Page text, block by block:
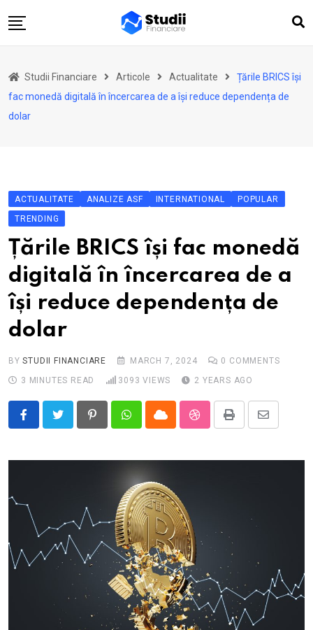
to
Actualitate
Investiții
Multimedia
Autori
Analize ASF
Studii Financiare Articole Actualitate
Țările BRICS își
fac monedă digitală în încercarea de a își reduce dependența de
dolar
ACTUALITATE ANALIZE ASF INTERNATIONAL
POPULAR
TRENDING
Țările BRICS își fac monedă
digitală în încercarea de a
își reduce dependența de
dolar
BYSTUDII FINANCIARE MARCH 7, 2024 0 COMMENTS
3 MINUTES READ
3093 VIEWS 2 YEARS AGO
PinterestWhatsappCloud StumbleUpon
Print
Share
Email